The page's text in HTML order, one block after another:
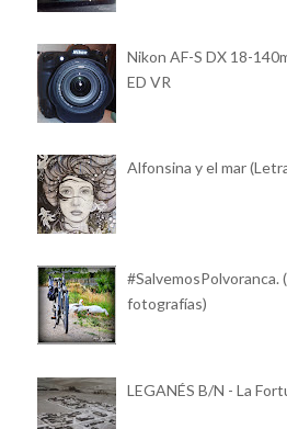
Nikon AF-S DX 18-
ED VR
Alfonsina y el mar
#SalvemosPolvoranca.
fotografías)
LEGANÉS B/N - La